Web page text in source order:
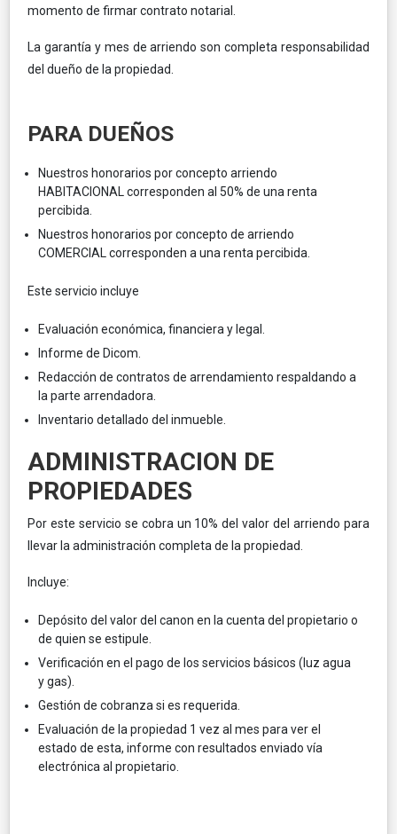
momento de firmar contrato notarial.
La garantía y mes de arriendo son completa responsabilidad
del dueño de la propiedad.
PARA DUEÑOS
Nuestros honorarios por concepto arriendo
HABITACIONAL corresponden al 50% de una renta
percibida.
Nuestros honorarios por concepto de arriendo
COMERCIAL corresponden a una renta percibida.
Este servicio incluye
Evaluación económica, financiera y legal.
Informe de Dicom.
Redacción de contratos de arrendamiento respaldando a
la parte arrendadora.
Inventario detallado del inmueble.
ADMINISTRACION DE
PROPIEDADES
Por este servicio se cobra un 10% del valor del arriendo para
llevar la administración completa de la propiedad.
Incluye:
Depósito del valor del canon en la cuenta del propietario o
de quien se estipule.
Verificación en el pago de los servicios básicos (luz agua
y gas).
Gestión de cobranza si es requerida.
Evaluación de la propiedad 1 vez al mes para ver el
estado de esta, informe con resultados enviado vía
electrónica al propietario.